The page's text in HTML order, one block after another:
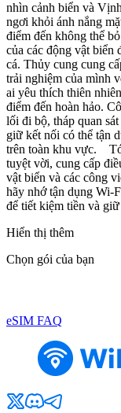
nhìn cảnh biển và
ngơi khỏi ánh nắng
điểm đến không thể
của các động vật biển
cá. Thủy cung cung
trải nghiệm của mình
ai yêu thích thiên
điểm đến hoàn hảo.
lối đi bộ, tháp quan
giữ kết nối có thể tận
trên toàn khu vực.
tuyệt vời, cung cấp
vật biển và các công
hãy nhớ tận dụng Wi-
để tiết kiệm tiền và
Hiển thị thêm
Chọn gói của bạn
eSIM FAQ